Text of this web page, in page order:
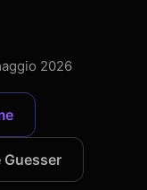
2026
Guesser